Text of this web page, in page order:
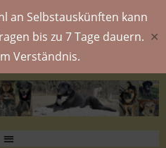
an Selbstauskünften kann
bis zu 7 Tage dauern.
Verständnis.
✕